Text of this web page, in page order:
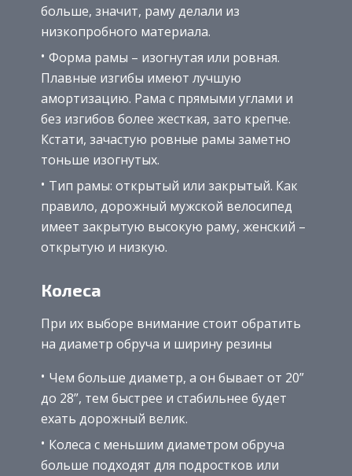
больше, значит, раму делали из
низкопробного материала.
Форма рамы – изогнутая или ровная.
Плавные изгибы имеют лучшую
амортизацию. Рама с прямыми углами и
без изгибов более жесткая, зато крепче.
Кстати, зачастую ровные рамы заметно
тоньше изогнутых.
Тип рамы: открытый или закрытый. Как
правило, дорожный мужской велосипед
имеет закрытую высокую раму, женский –
открытую и низкую.
Колеса
При их выборе внимание стоит обратить
на диаметр обруча и ширину резины
Чем больше диаметр, а он бывает от 20”
до 28”, тем быстрее и стабильнее будет
ехать дорожный велик.
Колеса с меньшим диаметром обруча
больше подходят для подростков или